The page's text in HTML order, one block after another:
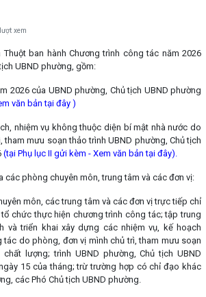
xem
ban hành Chương trình công tác năm 2026
UBND phường, gồm:
2026 của UBND phường, Chủ tịch UBND phường
văn bản tại đây )
nhiệm vụ không thuộc diện bí mật nhà nước do
tham mưu soạn thảo trình UBND phường, Chủ tịch
(tại Phụ lục II gửi kèm - Xem văn bản tại đây).
các phòng chuyên môn, trung tâm và các đơn vị:
môn, các trung tâm và các đơn vị trực tiếp chỉ
chức thực hiện chương trình công tác; tập trung
và triển khai xây dựng các nhiệm vụ, kế hoạch
tác do phòng, đơn vị mình chủ trì, tham mưu soạn
lượng; trình UBND phường, Chủ tịch UBND
15 của tháng; trừ trường hợp có chỉ đạo khác
các Phó Chủ tịch UBND phường.